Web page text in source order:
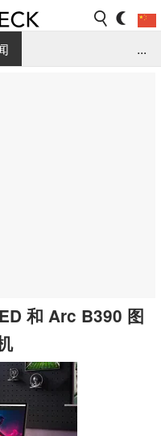
...
和 Arc B390 图